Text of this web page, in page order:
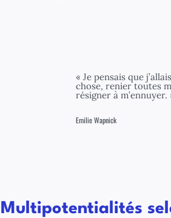
« Je pensais que
chose, renier toutes
résigner à m’ennuyer.
Emilie Wapnick
Multipotentialités